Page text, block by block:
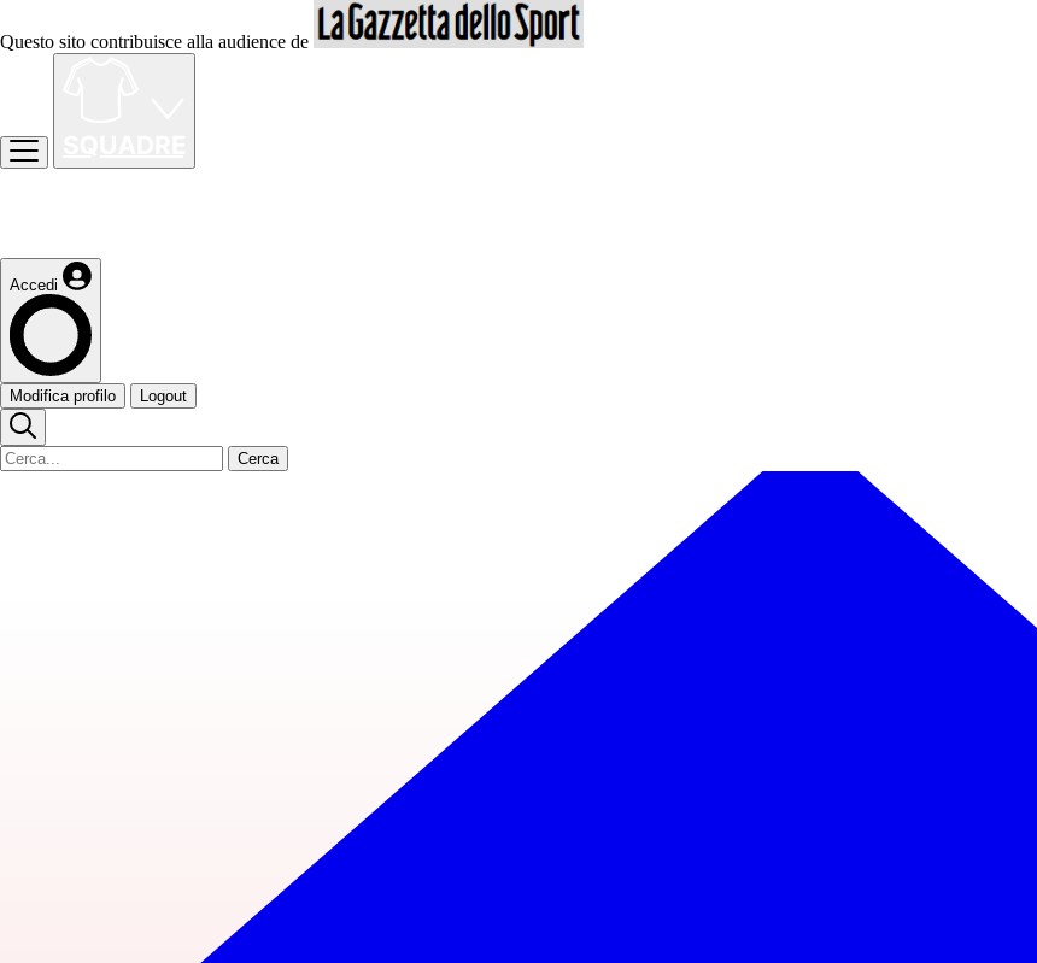
Questo sito contribuisce alla audience de
Accedi
Modifica profilo Logout
Cerca